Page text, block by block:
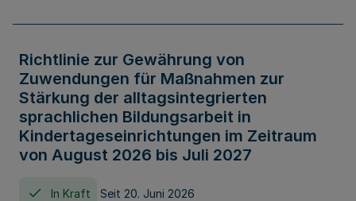
Richtlinie zur Gewährung von
Zuwendungen für Maßnahmen zur
Stärkung der alltagsintegrierten
sprachlichen Bildungsarbeit in
Kindertageseinrichtungen im Zeitraum
von August 2026 bis Juli 2027
In Kraft Seit 20. Juni 2026